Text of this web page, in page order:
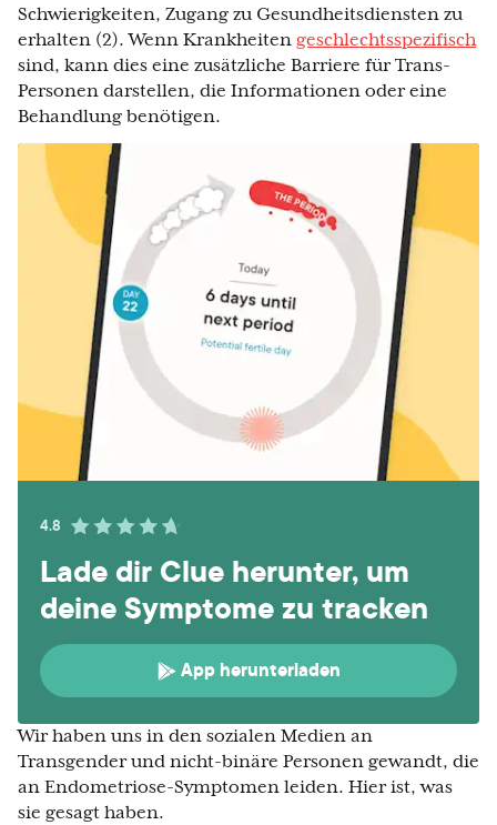
Schwierigkeiten, Zugang zu Gesundheitsdiensten zu
erhalten (2). Wenn Krankheiten geschlechtsspezifisch
sind, kann dies eine zusätzliche Barriere für Trans-
Personen darstellen, die Informationen oder eine
Behandlung benötigen.
4.8
Lade dir Clue herunter, um
deine Symptome zu tracken
App herunterladen
Wir haben uns in den sozialen Medien an
Transgender und nicht-binäre Personen gewandt, die
an Endometriose-Symptomen leiden. Hier ist, was
sie gesagt haben.